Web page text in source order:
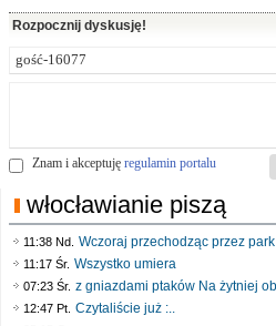
Rozpocznij dyskusję!
Znam i akceptuję regulamin portalu
włocławianie piszą
11:38 Nd. Wczoraj przechodząc przez
11:17 Śr. Wszystko umiera
07:23 Śr. z gniazdami ptaków Na żytniej
12:47 Pt. Czytaliście już :..